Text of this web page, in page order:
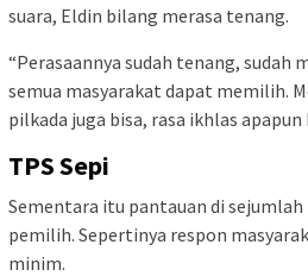
suara, Eldin bilang merasa tenang.
“Perasaannya sudah tenang, sudah
semua masyarakat dapat memilih.
pilkada juga bisa, rasa ikhlas apapun
TPS Sepi
Sementara itu pantauan di
pemilih. Sepertinya respon
minim.